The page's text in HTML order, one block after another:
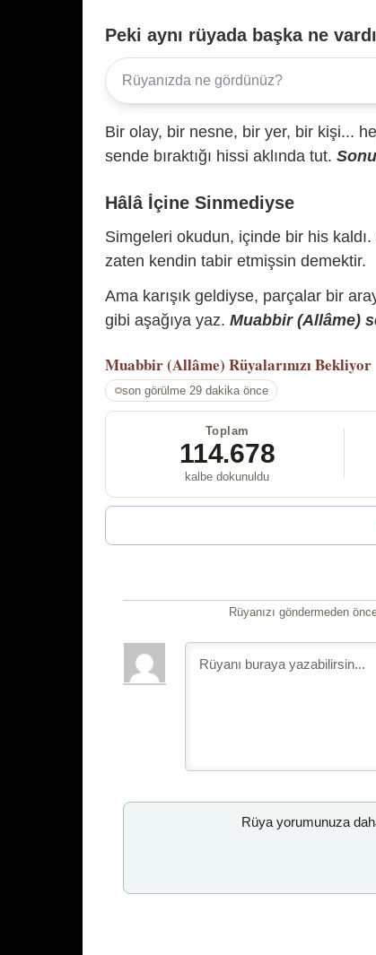
Peki aynı rüyada başka ne
Bir olay, bir nesne, bir yer, bir kişi...
sende bıraktığı hissi aklında tut.
Hâlâ İçine Sinmediyse
Simgeleri okudun, içinde bir his
zaten kendin tabir etmişsin demektir.
Ama karışık geldiyse, parçalar bir
gibi aşağıya yaz. Muabbir (Allâme)
Muabbir (Allâme) Rüyalarınızı Bekliyor
son görülme 29 dakika önce
Toplam
114.678
kalbe dokunuldu
Rüyanızı göndermeden
Rüya yorumunuza